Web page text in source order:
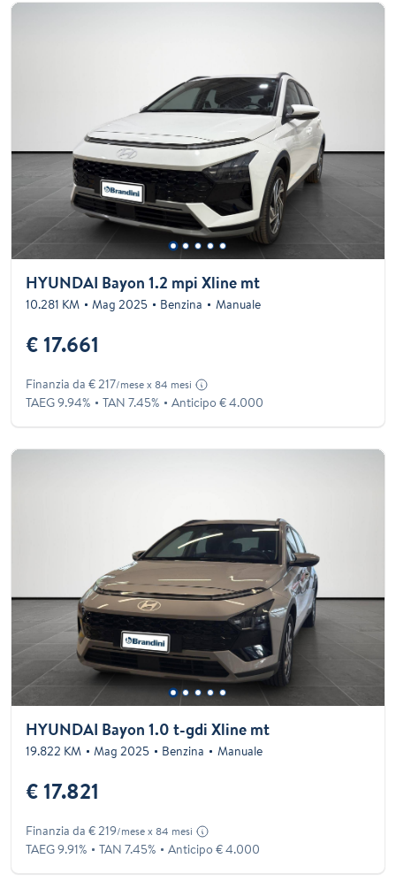
HYUNDAI Bayon 1.2 mpi Xline mt
10.281 KM Mag 2025 Benzina Manuale
€ 17.661
Finanzia da € 217/mese x 84 mesi
TAEG 9.94% TAN 7.45% Anticipo € 4.000
HYUNDAI Bayon 1.0 t-gdi Xline mt
19.822 KM Mag 2025 Benzina Manuale
€ 17.821
Finanzia da € 219/mese x 84 mesi
TAEG 9.91% TAN 7.45% Anticipo € 4.000